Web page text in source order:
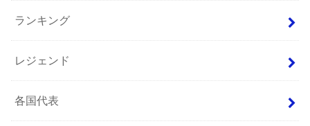
ランキング
レジェンド
各国代表